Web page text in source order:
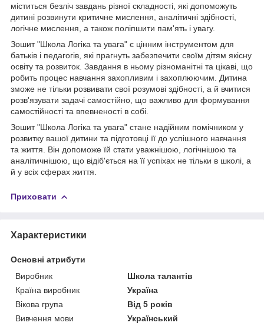
міститься безліч завдань різної складності, які допоможуть
дитині розвинути критичне мислення, аналітичні здібності,
логічне мислення, а також поліпшити пам'ять і увагу.
Зошит "Школа Логіка та увага" є цінним інструментом для
батьків і педагогів, які прагнуть забезпечити своїм дітям якісну
освіту та розвиток. Завдання в ньому різноманітні та цікаві, що
робить процес навчання захопливим і захоплюючим. Дитина
зможе не тільки розвивати свої розумові здібності, а й вчитися
розв'язувати задачі самостійно, що важливо для формування
самостійності та впевненості в собі.
Зошит "Школа Логіка та увага" стане надійним помічником у
розвитку вашої дитини та підготовці її до успішного навчання
та життя. Він допоможе їй стати уважнішою, логічнішою та
аналітичнішою, що відіб'ється на її успіхах не тільки в школі, а
й у всіх сферах життя.
Приховати
Характеристики
Основні атрибути
Виробник
Школа талантів
Країна виробник
Україна
Вікова група
Від 5 років
Вивчення мови
Український